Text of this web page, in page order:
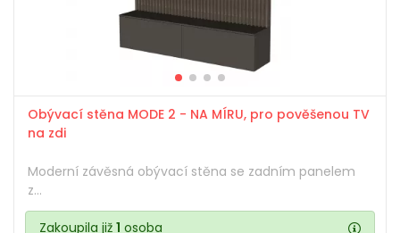
Obývací stěna MODE 2 - NA MÍRU, pro pověšenou TV
na zdi
Moderní závěsná obývací stěna se zadním panelem
z...
Zakoupila již 1 osoba